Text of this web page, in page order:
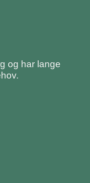
og har lange